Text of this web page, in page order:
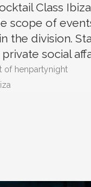
Class
scope of
the division.
social
of henpartynight